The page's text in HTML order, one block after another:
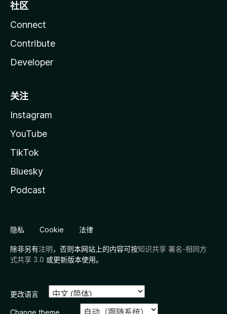
社区
Connect
Contribute
Developer
关注
Instagram
YouTube
TikTok
Bluesky
Podcast
隐私 Cookie 法律
除非另有注明，否则本网站上的内容可按知识共享 署名-相同方
式共享 3.0 或更新版本使用。
更改语言
Change theme